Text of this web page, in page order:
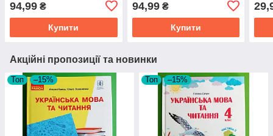
Большакова І.О. Ранок
94,99 ₴
Купити
Большакова І. Ранок
94,99₴
Купити
Акційні пропозиції та новинки
Топ –15% Топ –15%